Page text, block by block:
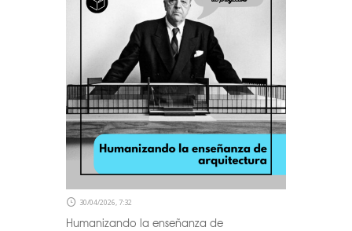
30/04/2026, 7:32
Humanizando la enseñanza de